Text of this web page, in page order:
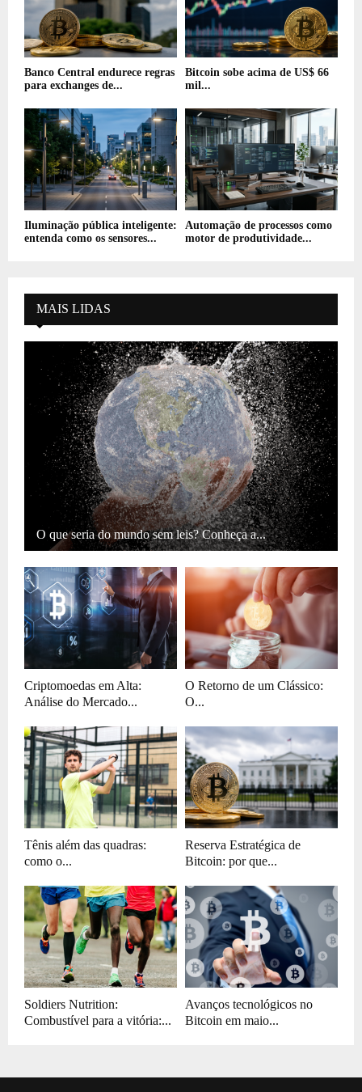
Banco Central endurece regras
para exchanges de...
Bitcoin sobe acima de US$ 66
mil...
Iluminação pública inteligente:
entenda como os sensores...
Automação de processos como
motor de produtividade...
MAIS LIDAS
O que seria do mundo sem leis? Conheça a...
Criptomoedas em Alta:
Análise do Mercado...
O Retorno de um Clássico:
O...
Tênis além das quadras:
como o...
Reserva Estratégica de
Bitcoin: por que...
Soldiers Nutrition:
Combustível para a vitória:...
Avanços tecnológicos no
Bitcoin em maio...